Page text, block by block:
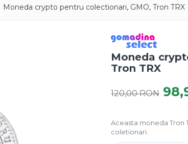
Moneda crypto pentru colectionari, GMO, Tron TRX
Moneda
Tron TRX
120,00 RON
Aceasta moneda Tron
coletionari.